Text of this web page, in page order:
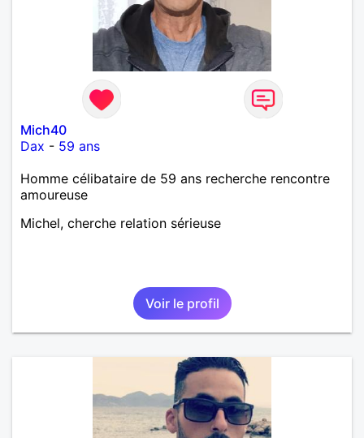
Mich40
Dax - 59 ans
Homme célibataire de 59 ans recherche rencontre
amoureuse
Michel, cherche relation sérieuse
Voir le profil